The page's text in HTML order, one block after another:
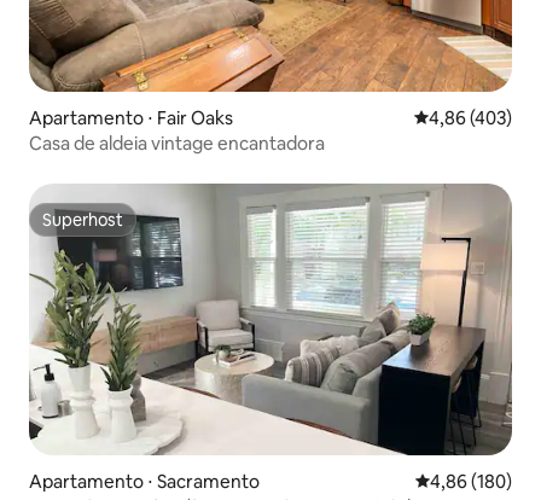
Apartamento ⋅ Fair Oaks 4,86 de uma
4,86 (403)
Casa de aldeia vintage encantadora
Superhost
Superhost
Apartamento ⋅ Sacramento 4,86 de uma
4,86 (180)